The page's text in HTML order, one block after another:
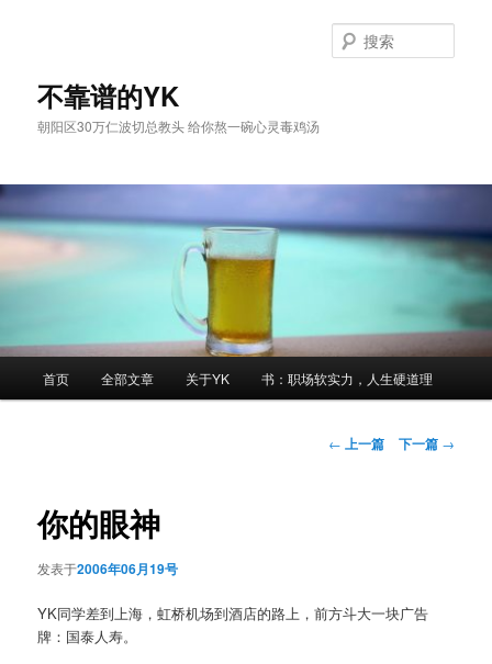
不靠谱的YK
朝阳区30万仁波切总教头 给你熬一碗心灵毒鸡汤
索
首页 全部文章 关于YK 书：职场软实力，人生硬道理
文← 上一篇 下一篇 →
你的眼神
发表于2006年06月19号
YK同学差到上海，虹桥机场到酒店的路上，前方斗大一块广告
牌：国泰人寿。